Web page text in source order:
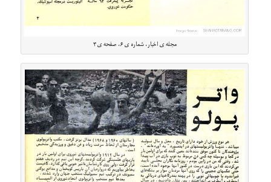
مجله ی اخبار، شماره ی ۶، صفحه ی ۳